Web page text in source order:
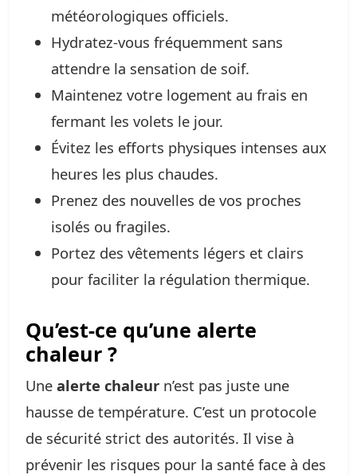
météorologiques officiels.
Hydratez-vous fréquemment sans
attendre la sensation de soif.
Maintenez votre logement au frais en
fermant les volets le jour.
Évitez les efforts physiques intenses aux
heures les plus chaudes.
Prenez des nouvelles de vos proches
isolés ou fragiles.
Portez des vêtements légers et clairs
pour faciliter la régulation thermique.
Qu’est-ce qu’une alerte
chaleur ?
Une alerte chaleur n’est pas juste une
hausse de température. C’est un protocole
de sécurité strict des autorités. Il vise à
prévenir les risques pour la santé face à des